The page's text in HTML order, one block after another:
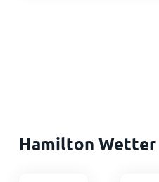
Hamilton Wetter